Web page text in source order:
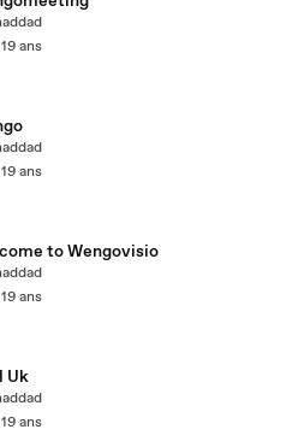
ans
ans
to Wengovisio
ans
Uk
ans